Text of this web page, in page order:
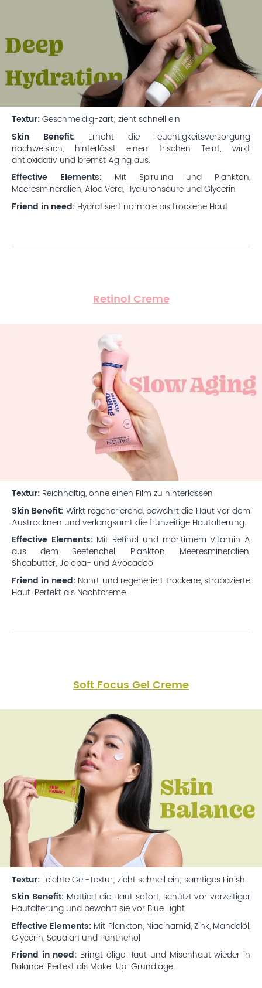
Textur:Geschmeidig-zart; zieht schnell ein
Skin Benefit: Erhöht die Feuchtigkeitsversorgung
nachweislich, hinterlässt einen frischen Teint, wirkt
antioxidativ und bremst Aging aus.
Effective Elements: Mit Spirulina und Plankton,
Meeresmineralien, Aloe Vera, Hyaluronsäure und Glycerin
Friend in need: Hydratisiert normale bis trockene Haut.
Retinol Creme
Textur: Reichhaltig, ohne einen Film zu hinterlassen
Skin Benefit: Wirkt regenerierend, bewahrt die Haut vor dem
Austrocknen und verlangsamt die frühzeitige Hautalterung.
Effective Elements:Mit Retinol und maritimem Vitamin A
aus dem Seefenchel, Plankton, Meeresmineralien,
Sheabutter, Jojoba- und Avocadoöl
Friend in need:Nährt und regeneriert trockene, strapazierte
Haut. Perfekt als Nachtcreme.
Soft Focus Gel Creme
Textur: Leichte Gel-Textur; zieht schnell ein; samtiges Finish
Skin Benefit:Mattiert die Haut sofort, schützt vor vorzeitiger
Hautalterung und bewahrt sie vor Blue Light.
Effective Elements: Mit Plankton, Niacinamid, Zink, Mandelöl,
Glycerin, Squalan und Panthenol
Friend in need: Bringt ölige Haut und Mischhaut wieder in
Balance. Perfekt als Make-Up-Grundlage.